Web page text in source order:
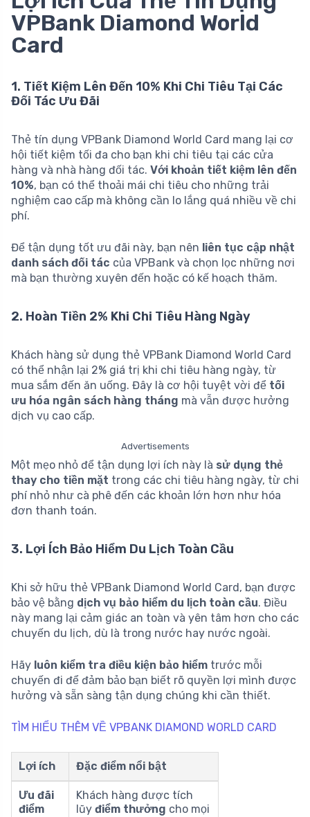
VPBank Diamond World
Card
1. Tiết Kiệm Lên Đến 10% Khi Chi Tiêu Tại Các
Đối Tác Ưu Đãi
Thẻ tín dụng VPBank Diamond World Card mang lại cơ
hội tiết kiệm tối đa cho bạn khi chi tiêu tại các cửa
hàng và nhà hàng đối tác. Với khoản tiết kiệm lên đến
10%, bạn có thể thoải mái chi tiêu cho những trải
nghiệm cao cấp mà không cần lo lắng quá nhiều về chi
phí.
Để tận dụng tốt ưu đãi này, bạn nên liên tục cập nhật
danh sách đối tác của VPBank và chọn lọc những nơi
mà bạn thường xuyên đến hoặc có kế hoạch thăm.
2. Hoàn Tiền 2% Khi Chi Tiêu Hàng Ngày
Khách hàng sử dụng thẻ VPBank Diamond World Card
có thể nhận lại 2% giá trị khi chi tiêu hàng ngày, từ
mua sắm đến ăn uống. Đây là cơ hội tuyệt vời để tối
ưu hóa ngân sách hàng tháng mà vẫn được hưởng
dịch vụ cao cấp.
Advertisements
Một mẹo nhỏ để tận dụng lợi ích này là sử dụng thẻ
thay cho tiền mặt trong các chi tiêu hàng ngày, từ chi
phí nhỏ như cà phê đến các khoản lớn hơn như hóa
đơn thanh toán.
3. Lợi Ích Bảo Hiểm Du Lịch Toàn Cầu
Khi sở hữu thẻ VPBank Diamond World Card, bạn được
bảo vệ bằng dịch vụ bảo hiểm du lịch toàn cầu. Điều
này mang lại cảm giác an toàn và yên tâm hơn cho các
chuyến du lịch, dù là trong nước hay nước ngoài.
Hãy luôn kiểm tra điều kiện bảo hiểm trước mỗi
chuyến đi để đảm bảo bạn biết rõ quyền lợi mình được
hưởng và sẵn sàng tận dụng chúng khi cần thiết.
TÌM HIỂU THÊM VỀ VPBANK DIAMOND WORLD CARD
Lợi ích Đặc điểm nổi bật
Ưu đãi
điểm
Khách hàng được tích
lũy điểm thưởng cho mọi